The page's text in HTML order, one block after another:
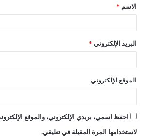
حسن سالم الشريف
مفتي عام ليبيا
الاسم *
البريد الإلكتروني *
الموقع الإلكتروني
احفظ اسمي، بريدي الإلكتروني، والموقع
لاستخدامها المرة المقبلة في تعليقي.